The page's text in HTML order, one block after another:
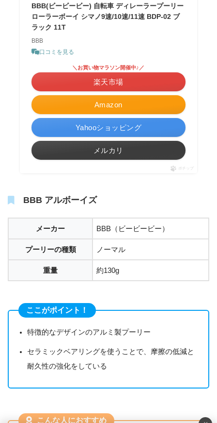
BBB(ビービービー) 自転車 ディレーラープーリー
ローラーボーイ シマノ9速/10速/11速 BDP-02 ブ
ラック 11T
BBB
口コミを見る
Amazon
＼お買い物マラソン開催中♪／
楽天市場
Yahooショッピング
メルカリ
ポチップ
BBB アルボーイズ
メーカー BBB（ビービービー）
プーリーの種類 ノーマル
重量 約130g
ここがポイント！
特徴的なデザインのアルミ製プーリー
セラミックベアリングを使うことで、摩擦の低減と
耐久性の強化をしている
こんな人におすすめ